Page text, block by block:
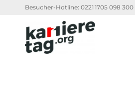
Besucher-Hotline: 0221 1705 098 300